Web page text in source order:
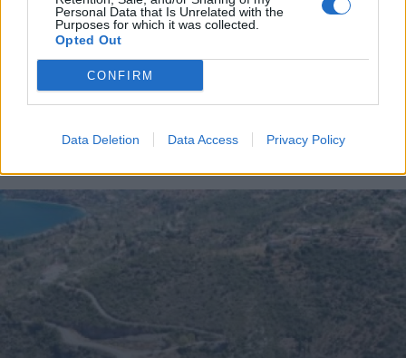
Personal Data that Is Unrelated with the
Purposes for which it was collected.
Opted Out
CONFIRM
Data Deletion Data Access Privacy Policy
Δήμος Νότιας Κυνουρίας
Θέσεις εργασίας
Αρκαδία
Κοινωνία